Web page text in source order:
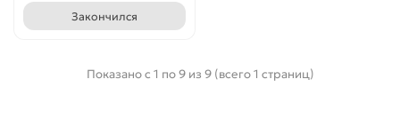
Закончился
Показано с 1 по 9 из 9 (всего 1 страниц)